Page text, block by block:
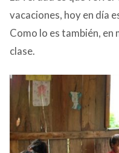
CONTACTO
vacaciones, hoy en día
Como lo es también,
clase.